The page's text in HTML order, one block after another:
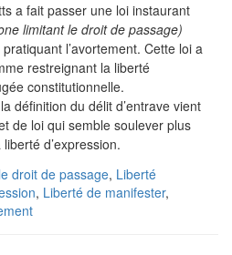
a fait passer une loi instaurant
limitant le droit de passage)
l’avortement. Cette loi a
restreignant la liberté
constitutionnelle.
définition du délit d’entrave vient
de loi qui semble soulever plus
d’expression.
droit de passage, Liberté
, Liberté de manifester,